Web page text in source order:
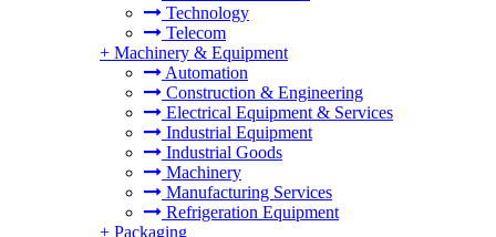
Technology
Telecom
+ Machinery & Equipment
Automation
Construction & Engineering
Electrical Equipment & Services
Industrial Equipment
Industrial Goods
Machinery
Manufacturing Services
Refrigeration Equipment
+ Packaging